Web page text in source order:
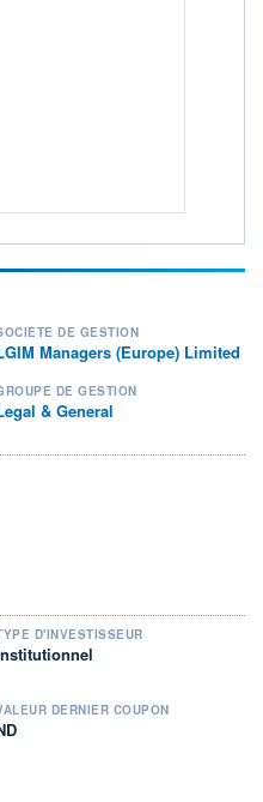
DE GESTION
Managers (Europe) Limited
DE GESTION
& General
D'INVESTISSEUR
DERNIER COUPON